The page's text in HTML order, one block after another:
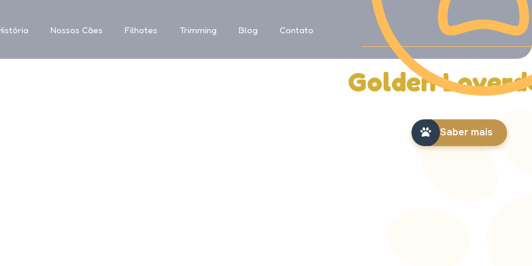
Nossos Cães Filhotes Trimming Blog Contato
Saiba mais
História da
Golden
Saber mais